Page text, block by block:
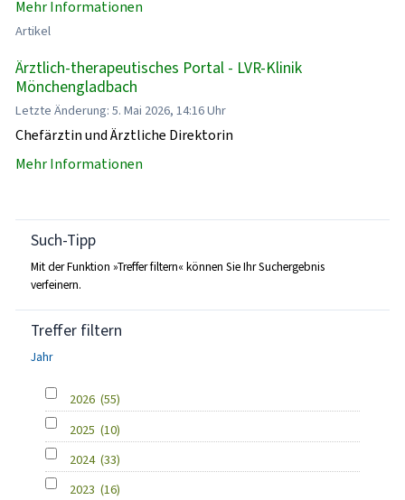
Mehr Informationen
Artikel
Ärztlich-therapeutisches Portal - LVR-Klinik
Mönchengladbach
Letzte Änderung: 5. Mai 2026, 14:16 Uhr
Chefärztin und Ärztliche Direktorin
Mehr Informationen
Such-Tipp
Mit der Funktion »Treffer filtern« können Sie Ihr Suchergebnis
verfeinern.
Treffer filtern
Jahr
2026 (55)
2025 (10)
2024 (33)
2023 (16)